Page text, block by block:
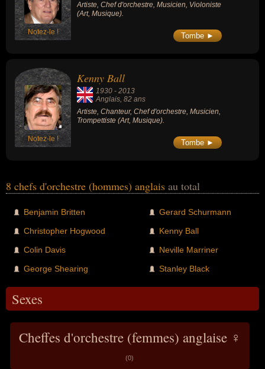
Notez-le !
Artiste, Chef d'orchestre, Musicien, Violoniste
(Art, Musique).
Tombe ►
Notez-le !
Kenny Ball
1930 - 2013
Anglais, 82 ans
Artiste, Chanteur, Chef d'orchestre, Musicien,
Trompettiste (Art, Musique).
Tombe ►
8 chefs d'orchestre (hommes) anglais au total
Benjamin Britten
Christopher Hogwood
Colin Davis
George Shearing
Gerard Schurmann
Kenny Ball
Neville Marriner
Stanley Black
Sexes
Cheffes d'orchestre (femmes) anglaise ♀
(0)